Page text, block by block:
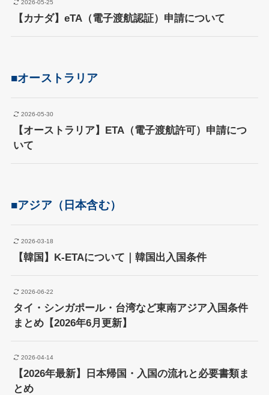
2026-05-25
【カナダ】eTA（電子渡航認証）申請について
■オーストラリア
2026-05-30
【オーストラリア】ETA（電子渡航許可）申請につ
いて
■アジア（日本含む）
2026-03-18
【韓国】K-ETAについて｜韓国出入国条件
2026-06-22
タイ・シンガポール・台湾など東南アジア入国条件
まとめ【2026年6月更新】
2026-04-14
【2026年最新】日本帰国・入国の流れと必要書類ま
とめ